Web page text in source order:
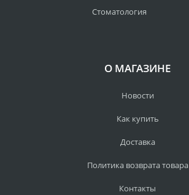
Стоматология
О МАГАЗИНЕ
Новости
Как купить
Доставка
Политика возврата товара
Контакты